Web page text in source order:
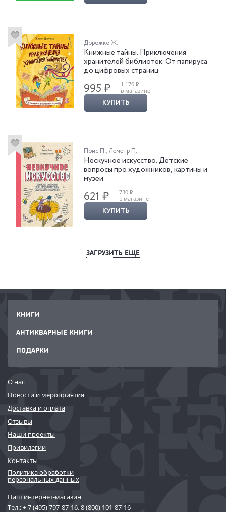
Дорожко Ж.
Книжные тайны. Приключения
хранителей библиотек. От папируса
до цифровых страниц
995 ₽
1 170 ₽
в магазине
КУПИТЬ
Понс П.,Леметр П.
Нескучное искусство. Детские
вопросы про художников, картины и
музеи
621 ₽
730 ₽
в магазине
КУПИТЬ
ЗАГРУЗИТЬ ЕЩЕ
КНИГИ
АНТИКВАРНЫЕ КНИГИ
ПОДАРКИ
О нас
Новости и мероприятия
Доставка и оплата
Отзывы
Наши проекты
Привилегии
Контакты
Политика обработки
персональных данных
Наш интернет-магазин
Тел.:+ 7 (495) 797-87-16,8 (800) 101-87-16